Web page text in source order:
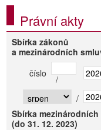
Právní akty
Sbírka zákonů
a mezinárodních
číslo
/
/
Sbírka
(do 31. 12. 2023)